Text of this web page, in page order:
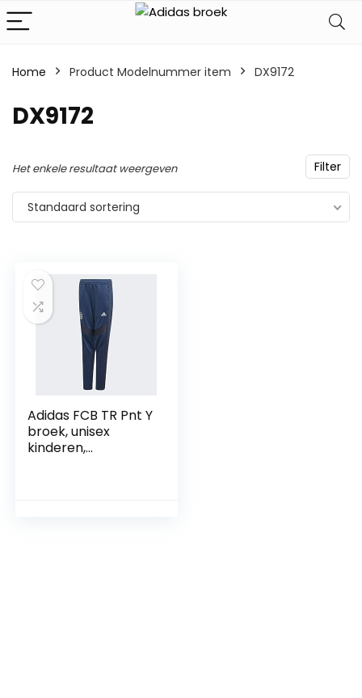
Home Product Modelnummer item ‎DX9172
‎DX9172
Filter
Het enkele resultaat weergeven
Standaard sortering
Adidas FCB TR Pnt Y
broek, unisex
kinderen,